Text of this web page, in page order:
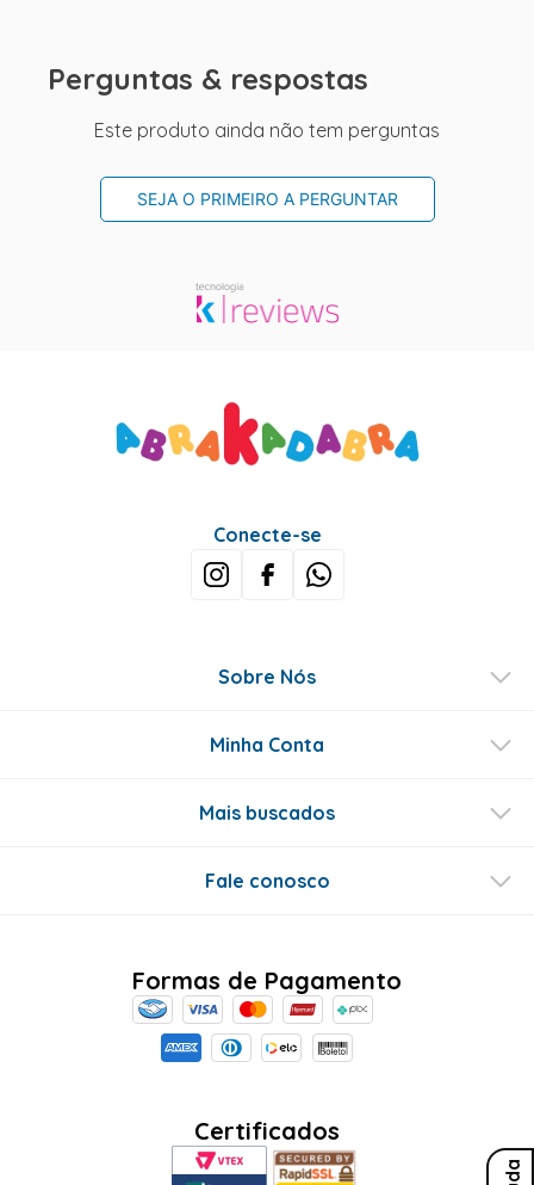
Perguntas & respostas
Este produto ainda não tem perguntas
SEJA O PRIMEIRO A PERGUNTAR
Conecte-se
Sobre Nós
Minha Conta
Mais buscados
Fale conosco
Formas de Pagamento
Certificados